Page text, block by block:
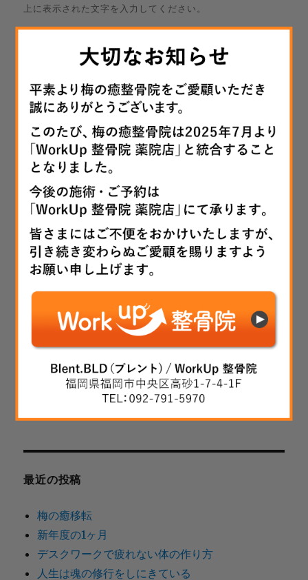
上に表示された文字を入力してください。
投
稿
ナ
ビ
ゲ
ー
シ
過
去
の
投
姿勢が全て！？
次
次
稿:
注意！！！
象:
最近の投稿
梅の癒移転
新年度の1ヶ月
デスクワークで疲れない体の作り方
人生は魂の修行をしにきている